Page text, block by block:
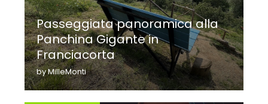
Passeggiata panoramica alla
Panchina Gigante in
Franciacorta
by MilleMonti